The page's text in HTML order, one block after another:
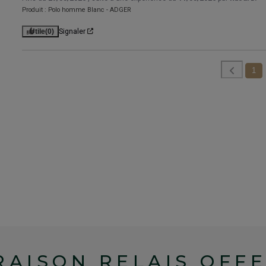
Produit : Polo homme Blanc - ADGER
Utile(0) Signaler
1
RELAIS